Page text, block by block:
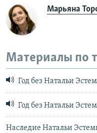
Марьяна
Материалы по
Год без Натальи
Год без Натальи
Наследие Натальи